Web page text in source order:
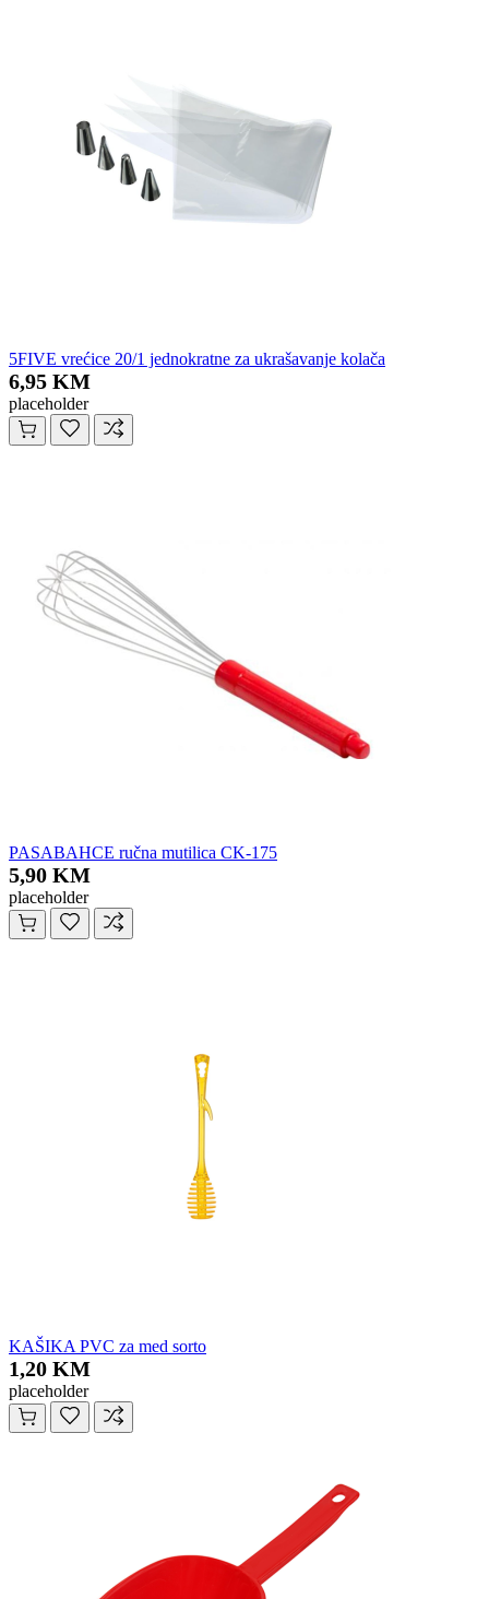
5FIVE vrećice 20/1 jednokratne za ukrašavanje kolača
6,95 KM
placeholder
PASABAHCE ručna mutilica CK-175
5,90 KM
placeholder
KAŠIKA PVC za med sorto
1,20 KM
placeholder